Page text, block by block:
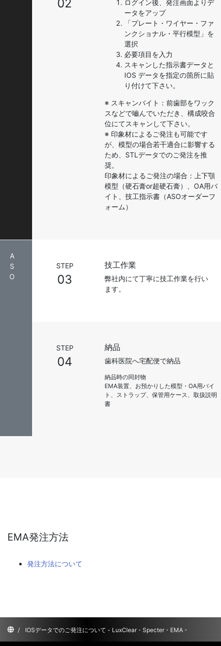
02
ログイン後、発注画面よりデ
ータをアップ
「プレート・ワイヤー・ファ
ンクショナル・平行模型」を
選択
必要項目を入力
スキャンした指示書データと
IOS データを指定の箇所に貼
り付けて下さい。
※ スキャンバイト：前歯部をワック
スなどで嚙んでいただき、構成咬合
位にてスキャンして下さい。
※ 印象材によるご発注も可能です
が、模型の場合若干適合に影響する
ため、STLデータでのご発注を推
奨。
印象材によるご発注の場合：上下顎
模型（硬石膏or超硬石膏）、OA用バ
イト、技工指示書（ASOオーダーフ
ォーム）
A
S
O
STEP
03
技工作業
弊社内にて丁寧に技工作業を行い
ます。
STEP
04
納品
歯科医院へ宅配便で納品
納品時の同封物
EMA装置、お預かりした模型・OA用バイ
ト、ストラップ、保管用ケース、取扱説明
書
EMA発注方法
発注方法について
/ IOSデータでのご発注について - LuxClear・Specter・EMA -